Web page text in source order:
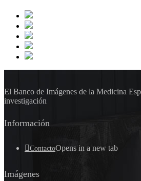
El Banco de Imágenes de la Medicina
investigación
Información
ContactoOpens in a new tab
Imágenes